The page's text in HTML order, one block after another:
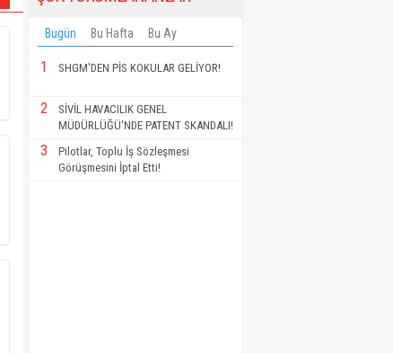
Bugün Bu Hafta Bu Ay
1 SHGM'DEN PİS KOKULAR GELİYOR!
2
SİVİL HAVACILIK GENEL
MÜDÜRLÜĞÜ'NDE PATENT SKANDALI!
3
Pilotlar, Toplu İş Sözleşmesi
Görüşmesini İptal Etti!